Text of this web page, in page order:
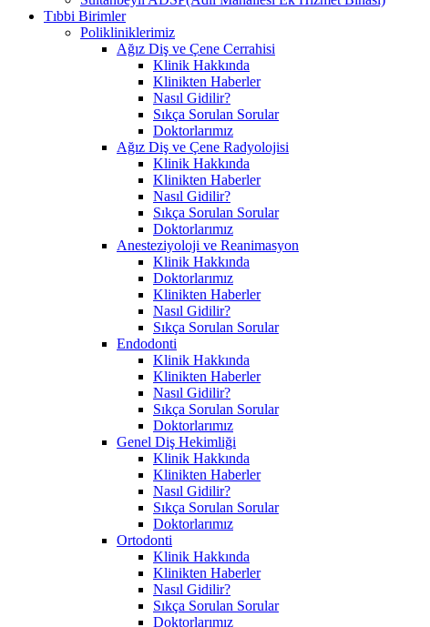
Tıbbi Birimler
Polikliniklerimiz
Ağız Diş ve Çene Cerrahisi
Klinik Hakkında
Klinikten Haberler
Nasıl Gidilir?
Sıkça Sorulan Sorular
Doktorlarımız
Ağız Diş ve Çene Radyolojisi
Klinik Hakkında
Klinikten Haberler
Nasıl Gidilir?
Sıkça Sorulan Sorular
Doktorlarımız
Anesteziyoloji ve Reanimasyon
Klinik Hakkında
Doktorlarımız
Klinikten Haberler
Nasıl Gidilir?
Sıkça Sorulan Sorular
Endodonti
Klinik Hakkında
Klinikten Haberler
Nasıl Gidilir?
Sıkça Sorulan Sorular
Doktorlarımız
Genel Diş Hekimliği
Klinik Hakkında
Klinikten Haberler
Nasıl Gidilir?
Sıkça Sorulan Sorular
Doktorlarımız
Ortodonti
Klinik Hakkında
Klinikten Haberler
Nasıl Gidilir?
Sıkça Sorulan Sorular
Doktorlarımız